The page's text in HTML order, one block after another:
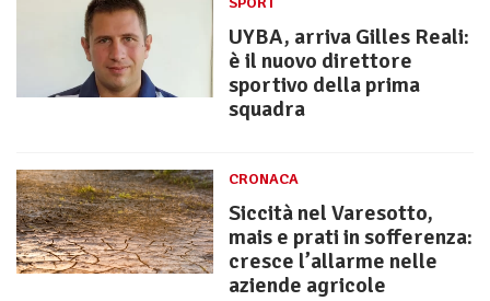
UYBA, arriva Gilles Reali:
è il nuovo direttore
sportivo della prima
squadra
CRONACA
Siccità nel Varesotto,
mais e prati in sofferenza:
cresce l’allarme nelle
aziende agricole